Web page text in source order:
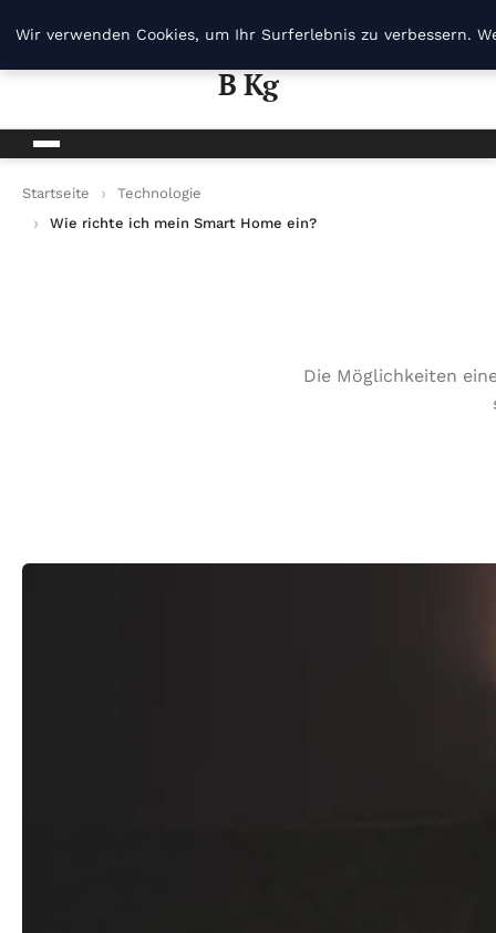
B Kg
Startseite
Technologie
Wie richte ich mein Smart Home ein?
Die Möglichkeiten
Wir verwenden Cookies, um Ihr Surferlebnis zu verbessern.